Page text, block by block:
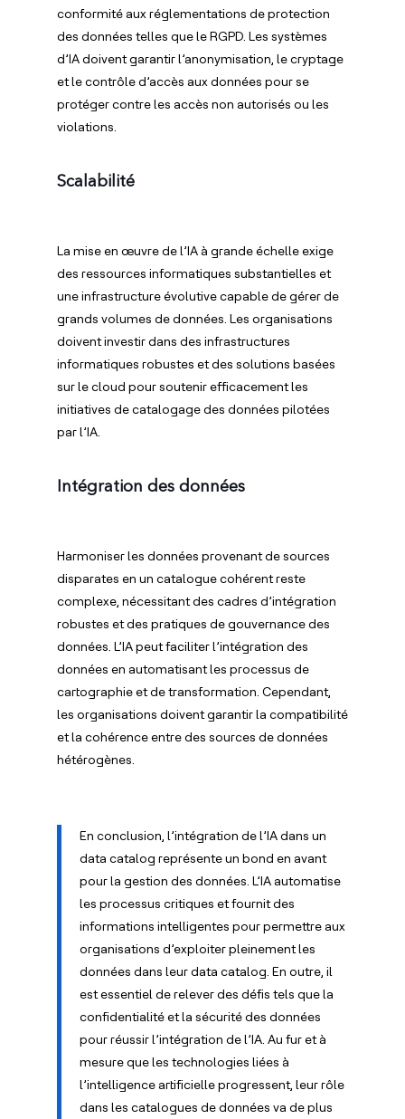
conformité aux réglementations de protection
des données telles que le RGPD. Les systèmes
d’IA doivent garantir l’anonymisation, le cryptage
et le contrôle d’accès aux données pour se
protéger contre les accès non autorisés ou les
violations.
Scalabilité
La mise en œuvre de l’IA à grande échelle exige
des ressources informatiques substantielles et
une infrastructure évolutive capable de gérer de
grands volumes de données. Les organisations
doivent investir dans des infrastructures
informatiques robustes et des solutions basées
sur le cloud pour soutenir efficacement les
initiatives de catalogage des données pilotées
par l’IA.
Intégration des données
Harmoniser les données provenant de sources
disparates en un catalogue cohérent reste
complexe, nécessitant des cadres d’intégration
robustes et des pratiques de gouvernance des
données. L’IA peut faciliter l’intégration des
données en automatisant les processus de
cartographie et de transformation. Cependant,
les organisations doivent garantir la compatibilité
et la cohérence entre des sources de données
hétérogènes.
En conclusion, l’intégration de l’IA dans un
data catalog représente un bond en avant
pour la gestion des données. L’IA automatise
les processus critiques et fournit des
informations intelligentes pour permettre aux
organisations d’exploiter pleinement les
données dans leur data catalog. En outre, il
est essentiel de relever des défis tels que la
confidentialité et la sécurité des données
pour réussir l’intégration de l’IA. Au fur et à
mesure que les technologies liées à
l’intelligence artificielle progressent, leur rôle
dans les catalogues de données va de plus